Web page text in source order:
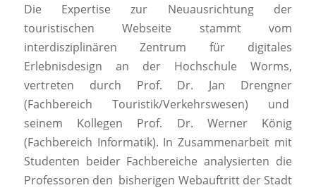
Die Expertise zur Neuausrichtung der
touristischen Webseite stammt vom
interdisziplinären Zentrum für digitales
Erlebnisdesign an der Hochschule Worms,
vertreten durch Prof. Dr. Jan Drengner
(Fachbereich Touristik/Verkehrswesen) und
seinem Kollegen Prof. Dr. Werner König
(Fachbereich Informatik). In Zusammenarbeit mit
Studenten beider Fachbereiche analysierten die
Professoren den bisherigen Webauftritt der Stadt